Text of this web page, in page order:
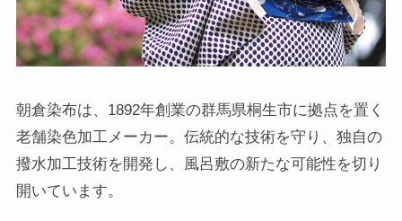
朝倉染布は、1892年創業の群馬県桐生市に拠点を置く
老舗染色加工メーカー。伝統的な技術を守り、独自の
撥水加工技術を開発し、風呂敷の新たな可能性を切り
開いています。